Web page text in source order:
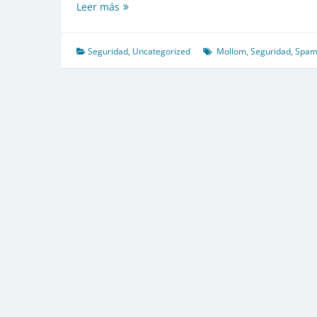
Leer más Cansado
–
Mollom
Seguridad, Uncategorized Mollom,Seguridad,Spam